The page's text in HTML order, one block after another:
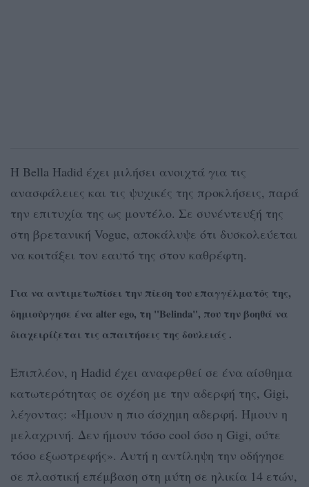
Η Bella Hadid έχει μιλήσει ανοιχτά για τις
ανασφάλειες και τις ψυχικές της προκλήσεις, παρά
την επιτυχία της ως μοντέλο. Σε συνέντευξή της
στη βρετανική Vogue, αποκάλυψε ότι δυσκολεύεται
να κοιτάξει τον εαυτό της στον καθρέφτη.
Για να αντιμετωπίσει την πίεση του επαγγέλματός της,
δημιούργησε ένα alter ego, τη "Belinda", που την βοηθά να
διαχειρίζεται τις απαιτήσεις της δουλειάς .
Επιπλέον, η Hadid έχει αναφερθεί σε ένα αίσθημα
κατωτερότητας σε σχέση με την αδερφή της, Gigi,
λέγοντας: «Ήμουν η πιο άσχημη αδερφή. Ήμουν η
μελαχρινή. Δεν ήμουν τόσο cool όσο η Gigi, ούτε
τόσο εξωστρεφής». Αυτή η αντίληψη την οδήγησε
σε πλαστική επέμβαση στη μύτη σε ηλικία 14 ετών,